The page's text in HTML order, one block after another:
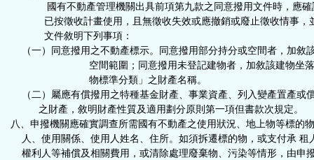
國有不動產管理機關出具前項第九款之同意撥用文件時，應
已按徵收計畫使用，且無徵收失效或應撤銷或廢止徵收情事，
文件敘明下列事項：
（一） 同意撥用之不動產標示。同意撥用部分持分或空間者，加敘
空間範圍；同意撥用未登記建物者，加敘該建物坐
物標準分類」之財產名稱。
（二）屬應有償撥用之特種基金財產、事業資產、列入變產置產或
之財產，敘明財產性質及適用劃分原則第一項但書款次規定。
八、 申撥機關應確實調查所需國有不動產之使用狀況、地上物等標的
人、使用關係、使用人姓名、住所。如須拆遷標的物，或支付承 租
權利人等補償及相關費用，或清除處理廢棄物、污染等情形，由申